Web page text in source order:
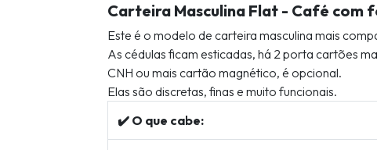
Carteira Masculina Flat - Café com
Este é o modelo de carteira masculina mais
As cédulas ficam esticadas, há 2 porta cartões
CNH ou mais cartão magnético, é opcional.
Elas são discretas, finas e muito funcionais.
✔️ O que cabe: